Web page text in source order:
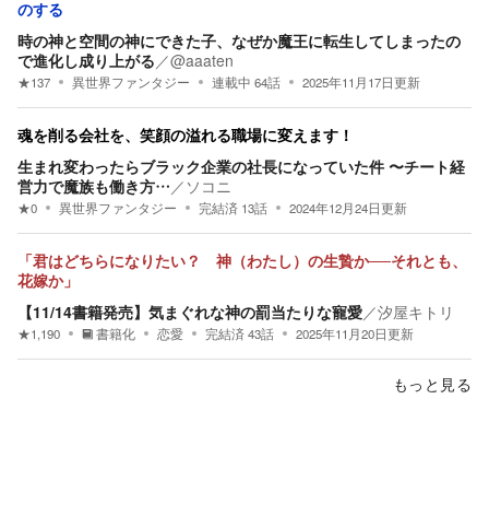
のする
時の神と空間の神にできた子、なぜか魔王に転生してしまったの
で進化し成り上がる ／@aaaten
★137 異世界ファンタジー 連載中 64話 2025年11月17日更新
魂を削る会社を、笑顔の溢れる職場に変えます！
生まれ変わったらブラック企業の社長になっていた件 〜チート経
営力で魔族も働き方… ／ ソコニ
★0 異世界ファンタジー 完結済 13話 2024年12月24日更新
「君はどちらになりたい？ 神（わたし）の生贄か──それとも、
花嫁か」
【11/14書籍発売】気まぐれな神の罰当たりな寵愛／汐屋キトリ
★1,190 書籍化 恋愛 完結済 43話 2025年11月20日更新
もっと見る